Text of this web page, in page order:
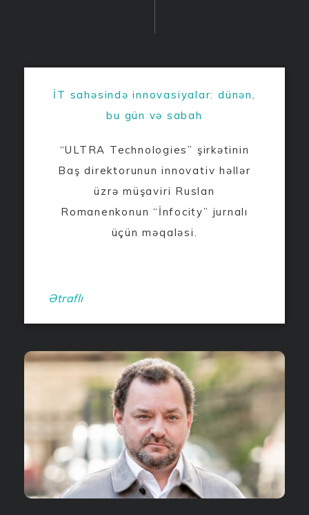
İT sahəsində innovasiyalar: dünən,
bu gün və sabah
“ULTRA Technologies” şirkətinin
Baş direktorunun innovativ həllər
üzrə müşaviri Ruslan
Romanenkonun “İnfocity” jurnalı
üçün məqaləsi.
Ətraflı